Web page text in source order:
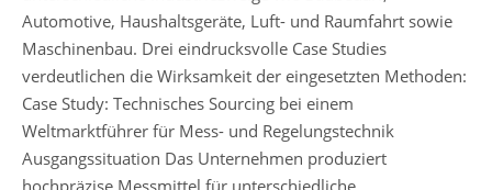
Automotive, Haushaltsgeräte, Luft- und Raumfahrt sowie
Maschinenbau. Drei eindrucksvolle Case Studies
verdeutlichen die Wirksamkeit der eingesetzten Methoden:
Case Study: Technisches Sourcing bei einem
Weltmarktführer für Mess- und Regelungstechnik
Ausgangssituation Das Unternehmen produziert